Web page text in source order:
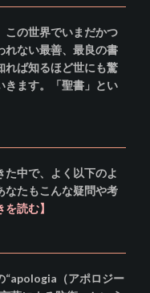
この世界でいまだかつ
れない最善、最良の書
れば知るほど世にも驚
きます。「聖書」とい
た中で、よく以下のよ
なたもこんな疑問や考
を読む】
“apologia（アポロジー